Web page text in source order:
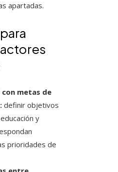
apartadas.
con metas de
definir objetivos
y
prioridades de